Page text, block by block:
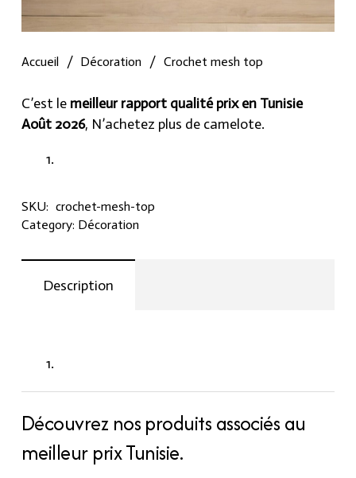
Accueil / Décoration / Crochet mesh top
C’est le meilleur rapport qualité prix en Tunisie
Août 2026, N’achetez plus de camelote.
SKU: crochet-mesh-top
Category: Décoration
Description
Découvrez nos produits associés au
meilleur prix Tunisie.